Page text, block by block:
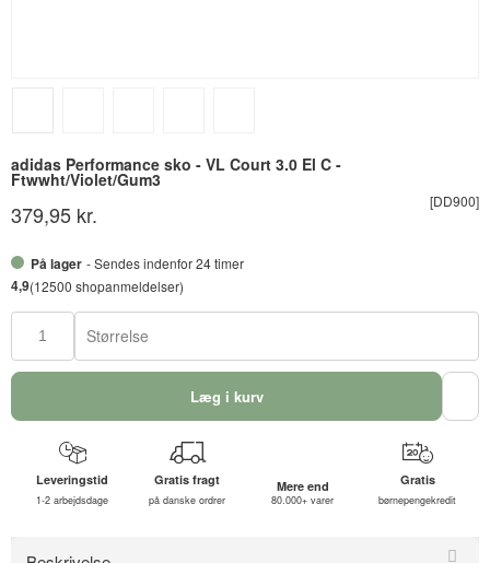
adidas Performance sko - VL Court 3.0 El C -
Ftwwht/Violet/Gum3
[DD900]
379,95 kr.
På lager - Sendes indenfor 24 timer
4,9(12500 shopanmeldelser)
Størrelse
Læg i kurv
Leveringstid
1-2 arbejdsdage
Gratis fragt
på danske ordrer
Mere end
80.000+ varer
Gratis
børnepengekredit